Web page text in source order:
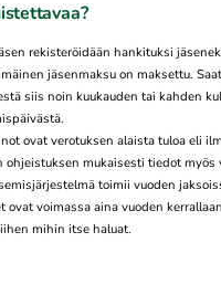
rekisteröidään hankituksi
jäsenmaksu on maksettu.
siis noin kuukauden tai kahden
ovat verotuksen alaista tuloa eli
ohjeistuksen mukaisesti tiedot myös
toimii vuoden
ovat voimassa aina vuoden
mihin itse haluat.